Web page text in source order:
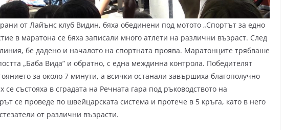
от Лайънс клуб Видин, бяха обединени под мотото „Спортът за едно
в маратона се бяха записали много атлети на различни възраст. След
линия, бе дадено и началото на спортната проява. Маратонците трябваше
„Баба Вида” и обратно, с една междинна контрола. Победителят
за около 7 минути, а всички останали завършиха благополучно
състояха в сградата на Речната гара под ръководството на
се проведе по швейцарската система и протече в 5 кръга, като в него
от различни възрасти.